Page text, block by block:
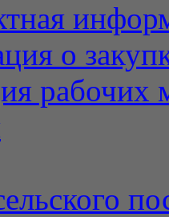
о
рабочих